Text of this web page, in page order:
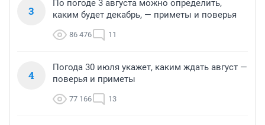
3
По погоде 3 августа можно определить,
каким будет декабрь, — приметы и поверья
86 476 11
4
Погода 30 июля укажет, каким ждать август —
поверья и приметы
77 166 13